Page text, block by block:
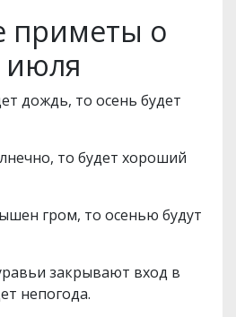
приметы о
июля
дождь, то осень будет
то будет хороший
гром, то осенью будут
закрывают вход в
непогода.